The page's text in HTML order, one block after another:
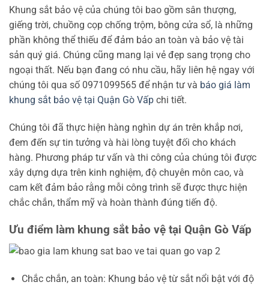
Khung sắt bảo vệ của chúng tôi bao gồm sân thượng,
giếng trời, chuồng cọp chống trộm, bông cửa sổ, là những
phần không thể thiếu để đảm bảo an toàn và bảo vệ tài
sản quý giá. Chúng cũng mang lại vẻ đẹp sang trọng cho
ngoại thất. Nếu bạn đang có nhu cầu, hãy liên hệ ngay với
chúng tôi qua số 0971099565 để nhận tư và báo giá làm
khung sắt bảo vệ tại Quận Gò Vấp chi tiết.
Chúng tôi đã thực hiện hàng nghìn dự án trên khắp nơi,
đem đến sự tin tưởng và hài lòng tuyệt đối cho khách
hàng. Phương pháp tư vấn và thi công của chúng tôi được
xây dựng dựa trên kinh nghiệm, độ chuyên môn cao, và
cam kết đảm bảo rằng mỗi công trình sẽ được thực hiện
chắc chắn, thẩm mỹ và hoàn thành đúng tiến độ.
Ưu điểm làm khung sắt bảo vệ tại Quận Gò Vấp
Chắc chắn, an toàn: Khung bảo vệ từ sắt nổi bật với độ